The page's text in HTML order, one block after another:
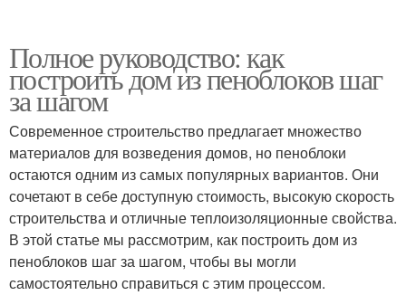
Полное руководство: как
построить дом из пеноблоков шаг
за шагом
Современное строительство предлагает множество
материалов для возведения домов, но пеноблоки
остаются одним из самых популярных вариантов. Они
сочетают в себе доступную стоимость, высокую скорость
строительства и отличные теплоизоляционные свойства.
В этой статье мы рассмотрим, как построить дом из
пеноблоков шаг за шагом, чтобы вы могли
самостоятельно справиться с этим процессом.